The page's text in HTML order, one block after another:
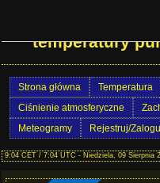
Prognoza
temperatury
Strona główna Temperatura
Ciśnienie atmosferyczne
Meteogramy
Rejestruj/
9:04 CET / 7:04 UTC - Niedziela, 09 Sierpnia